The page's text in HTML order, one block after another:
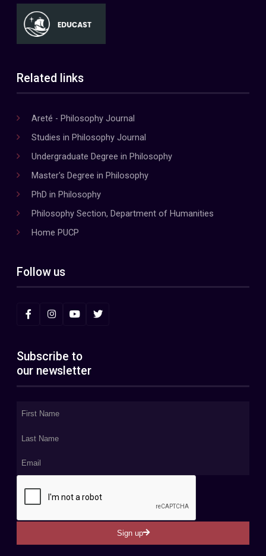
Related links
Areté - Philosophy Journal
Studies in Philosophy Journal
Undergraduate Degree in Philosophy
Master's Degree in Philosophy
PhD in Philosophy
Philosophy Section, Department of Humanities
Home PUCP
Follow us
Subscribe to
our newsletter
Sign up